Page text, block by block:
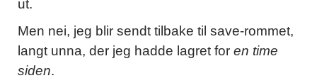
ut.
Men nei, jeg blir sendt tilbake til save-rommet,
langt unna, der jeg hadde lagret for en time
siden.